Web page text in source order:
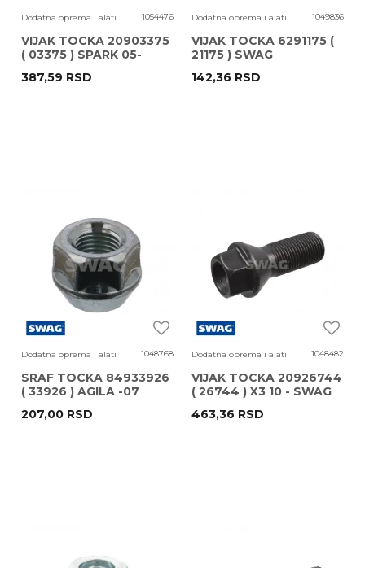
Dodatna oprema i alati 1054476
VIJAK TOCKA 20903375
( 03375 ) SPARK 05-
387,59 RSD
Dodatna oprema i alati 1049836
VIJAK TOCKA 6291175 (
21175 ) SWAG
142,36 RSD
Dodatna oprema i alati 1048768
SRAF TOCKA 84933926
( 33926 ) AGILA -07
207,00 RSD
Dodatna oprema i alati 1048482
VIJAK TOCKA 20926744
( 26744 ) X3 10 - SWAG
463,36 RSD